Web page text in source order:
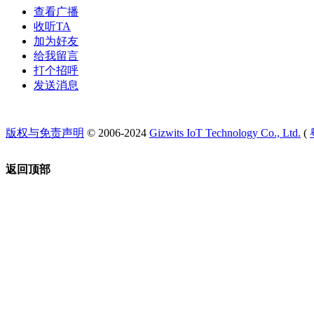
查看广播
收听TA
加为好友
给我留言
打个招呼
发送消息
版权与免责声明 © 2006-2024 Gizwits IoT Technology Co., Ltd. (
返回顶部